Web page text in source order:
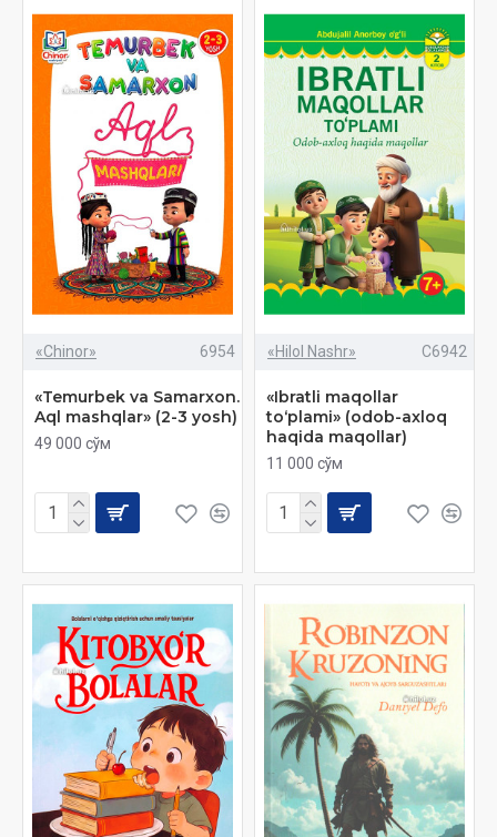
«Chinor» 6954
«Temurbek va Samarxon.
Aql mashqlar» (2-3 yosh)
49 000 сўм
«Hilol Nashr» C6942
«Ibratli maqollar
to‘plami» (odob-axloq
haqida maqollar)
11 000 сўм